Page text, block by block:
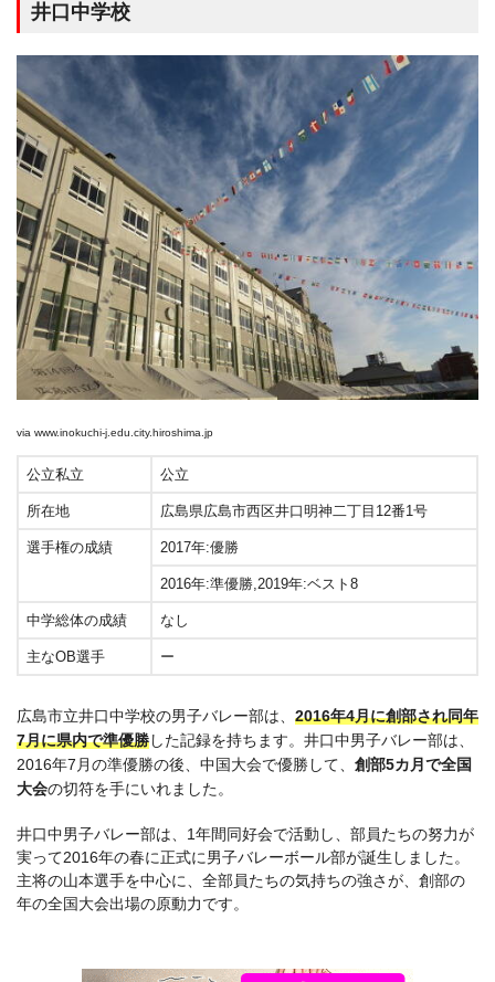
井口中学校
via www.inokuchi-j.edu.city.hiroshima.jp
公立私立 公立
所在地 広島県広島市西区井口明神二丁目12番1号
選手権の成績 2017年:優勝
2016年:準優勝,2019年:ベスト8
中学総体の成績 なし
主なOB選手 ー
広島市立井口中学校の男子バレー部は、 2016年4月に創部され同年
7月に県内で準優勝した記録を持ちます。井口中男子バレー部は、
2016年7月の準優勝の後、中国大会で優勝して、 創部5カ月で全国
大会の切符を手にいれました。
井口中男子バレー部は、1年間同好会で活動し、部員たちの努力が
実って2016年の春に正式に男子バレーボール部が誕生しました。
主将の山本選手を中心に、全部員たちの気持ちの強さが、創部の
年の全国大会出場の原動力です。